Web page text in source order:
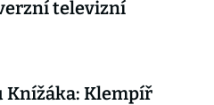
televizní
Knížáka: Klempíř